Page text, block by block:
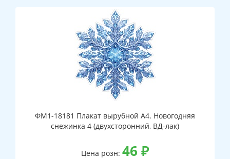
ФМ1-18181 Плакат вырубной А4. Новогодняя
снежинка 4 (двухсторонний, ВД-лак)
Цена розн: 46 ₽